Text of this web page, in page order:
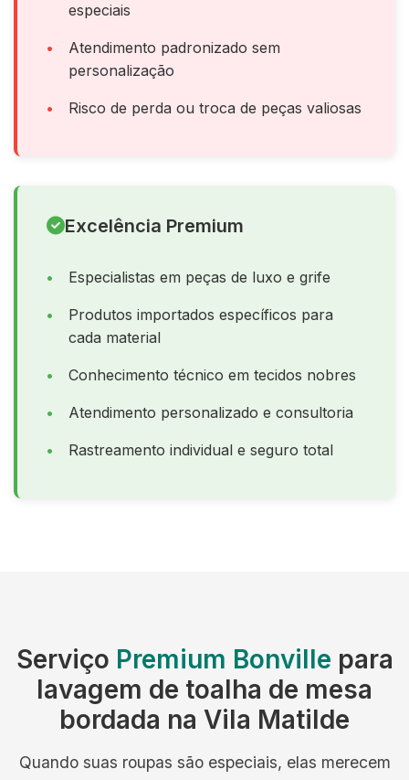
especiais
Atendimento padronizado sem
personalização
Risco de perda ou troca de peças valiosas
Excelência Premium
Especialistas em peças de luxo e grife
Produtos importados específicos para
cada material
Conhecimento técnico em tecidos nobres
Atendimento personalizado e consultoria
Rastreamento individual e seguro total
Serviço Premium Bonville para
lavagem de toalha de mesa
bordada na Vila Matilde
Quando suas roupas são especiais, elas merecem